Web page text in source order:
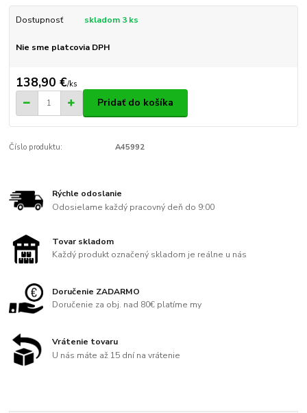
Dostupnosť skladom 3 ks
Nie sme platcovia DPH
138,90 €/ks
Pridať do košíka
Číslo produktu: A45992
Rýchle odoslanie
Odosielame každý pracovný deň do 9:00
Tovar skladom
Každý produkt označený skladom je reálne u nás
Doručenie ZADARMO
Doručenie za obj. nad 80€ platíme my
Vrátenie tovaru
U nás máte až 15 dní na vrátenie